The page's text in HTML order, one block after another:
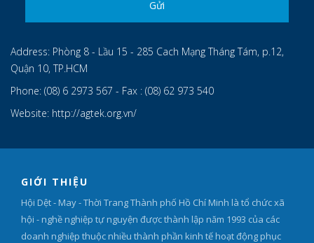
Address: Phòng 8 - Lầu 15 - 285 Cach Mạng Tháng Tám, p.12,
Quận 10, TP.HCM
Phone: (08) 6 2973 567 - Fax : (08) 62 973 540
Website: http://agtek.org.vn/
GIỚI THIỆU
Hội Dệt - May - Thời Trang Thành phố Hồ Chí Minh là tổ chức xã
hội - nghề nghiệp tự nguyện được thành lập năm 1993 của các
doanh nghiệp thuộc nhiều thành phần kinh tế hoạt động phục